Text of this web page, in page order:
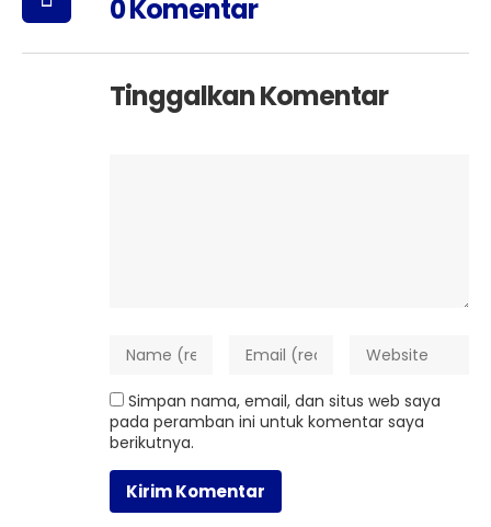
0 Komentar
Tinggalkan Komentar
Simpan nama, email, dan situs web saya
pada peramban ini untuk komentar saya
berikutnya.